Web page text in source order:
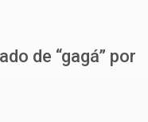
de “gagá” por